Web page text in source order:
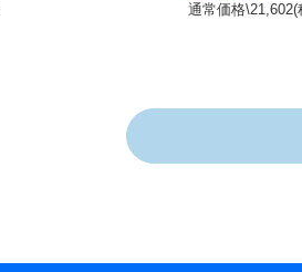
通常価格\21,602(